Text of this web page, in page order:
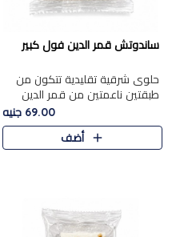
ساندوتش قمر الدين فول كبير
حلوى شرقية تقليدية تتكون من
طبقتين ناعمتين من قمر الدين
الفاخر، تتوسطهما حشوة غنية من
الفول السوداني المحمص، لتجمع
بين حلاوة المشمش الطبيعية..
69.00 جنيه
أضف